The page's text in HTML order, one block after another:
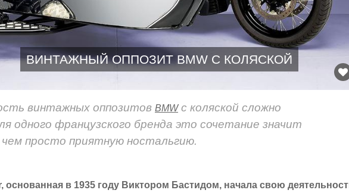
ВИНТАЖНЫЙ ОППОЗИТ BMW С КОЛЯСКОЙ
винтажных оппозитов BMWс коляской сложно
одного французского бренда это сочетание значит
просто приятную ностальгию.
основанная в 1935 году Виктором Бастидом, начала свою